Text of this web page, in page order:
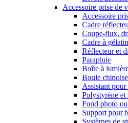
Accessoire prise de
Accessoire
Cadre
Coupe-flux,
Cadre à
Réflecteur et
Parapluie
Boîte à
Boule chinoise
Assistant
Polystyrène et
Fond photo
Support pour
Systèmes de